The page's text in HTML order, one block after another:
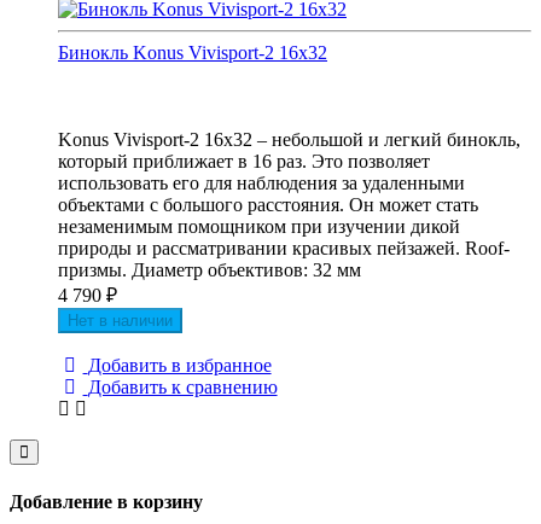
Бинокль Konus Vivisport-2 16x32
Konus Vivisport-2 16x32 – небольшой и легкий бинокль,
который приближает в 16 раз. Это позволяет
использовать его для наблюдения за удаленными
объектами с большого расстояния. Он может стать
незаменимым помощником при изучении дикой
природы и рассматривании красивых пейзажей. Roof-
призмы. Диаметр объективов: 32 мм
4 790 ₽
Нет в наличии
Добавить в избранное
Добавить к сравнению
Добавление в корзину